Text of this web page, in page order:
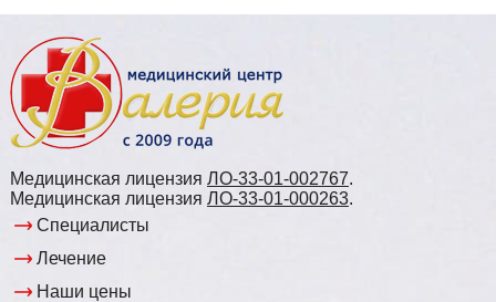
Медицинская лицензия ЛО-33-01-002767.
Медицинская лицензия ЛО-33-01-000263.
Специалисты
Лечение
Наши цены